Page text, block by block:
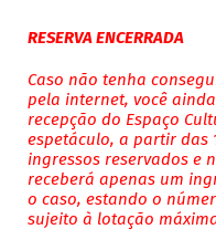
RESERVA ENCERRADA
Caso não tenha
pela internet, você
recepção do Espaço
espetáculo, a partir das
ingressos reservados e
receberá apenas um
o caso, estando o
sujeito à lotação